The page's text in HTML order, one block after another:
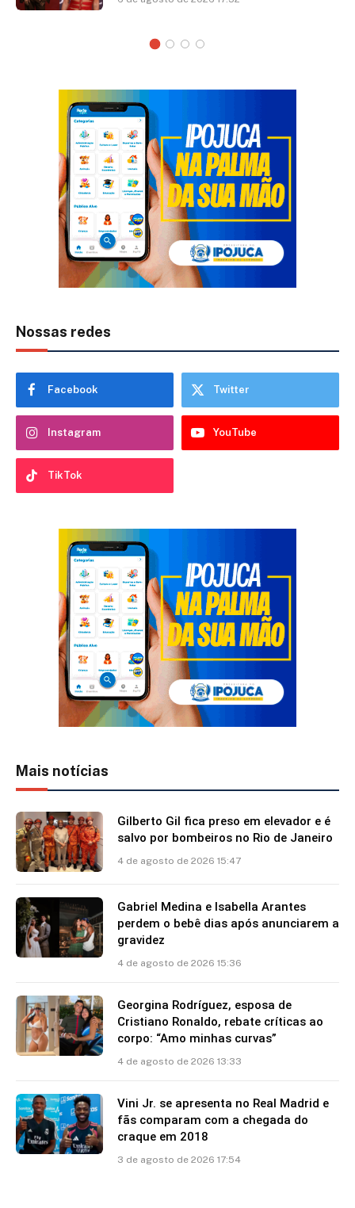
Nossas redes
Facebook Twitter
Instagram YouTube
TikTok
Mais notícias
Gilberto Gil fica preso em elevador e é
salvo por bombeiros no Rio de Janeiro
4 de agosto de 2026 15:47
Gabriel Medina e Isabella Arantes
perdem o bebê dias após anunciarem a
gravidez
4 de agosto de 2026 15:36
Georgina Rodríguez, esposa de
Cristiano Ronaldo, rebate críticas ao
corpo: “Amo minhas curvas”
4 de agosto de 2026 13:33
Vini Jr. se apresenta no Real Madrid e
fãs comparam com a chegada do
craque em 2018
3 de agosto de 2026 17:54